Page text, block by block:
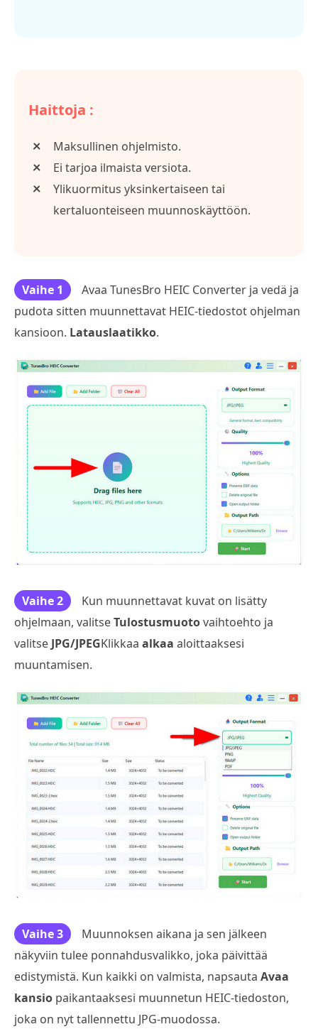
Haittoja :
Maksullinen ohjelmisto.
Ei tarjoa ilmaista versiota.
Ylikuormitus yksinkertaiseen tai
kertaluonteiseen muunnoskäyttöön.
Vaihe 1
Avaa TunesBro HEIC Converter ja vedä ja
pudota sitten muunnettavat HEIC-tiedostot ohjelman
kansioon. Latauslaatikko.
Vaihe 2
Kun muunnettavat kuvat on lisätty
ohjelmaan, valitseTulostusmuotovaihtoehto ja
valitse JPG/JPEGKlikkaa alkaa aloittaaksesi
muuntamisen.
Vaihe 3
Muunnoksen aikana ja sen jälkeen
näkyviin tulee ponnahdusvalikko, joka päivittää
edistymistä. Kun kaikki on valmista, napsauta Avaa
kansio paikantaaksesi muunnetun HEIC-tiedoston,
joka on nyt tallennettu JPG-muodossa.